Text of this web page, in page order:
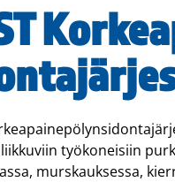
työkoneisiin
murskauksessa,